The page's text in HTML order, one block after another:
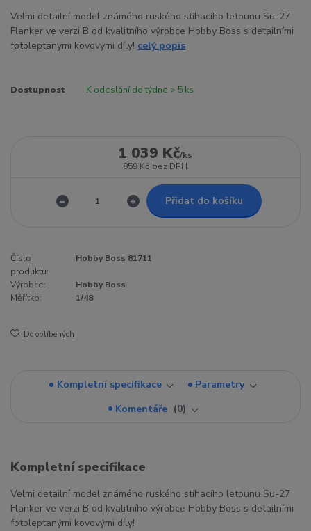
Velmi detailní model známého ruského stíhacího letounu Su-27
Flanker ve verzi B od kvalitního výrobce Hobby Boss s detailními
fotoleptanými kovovými díly! celý popis
Dostupnost K odeslání do týdne > 5 ks
1 039 Kč/ks
859 Kč bez DPH
Přidat do košíku
Číslo
produktu:
Hobby Boss 81711
Výrobce:
Hobby Boss
Měřítko:
1/48
Do oblíbených
Kompletní specifikace
Parametry
Komentáře
0
Kompletní specifikace
Velmi detailní model známého ruského stíhacího letounu Su-27
Flanker ve verzi B od kvalitního výrobce Hobby Boss s detailními
fotoleptanými kovovými díly!